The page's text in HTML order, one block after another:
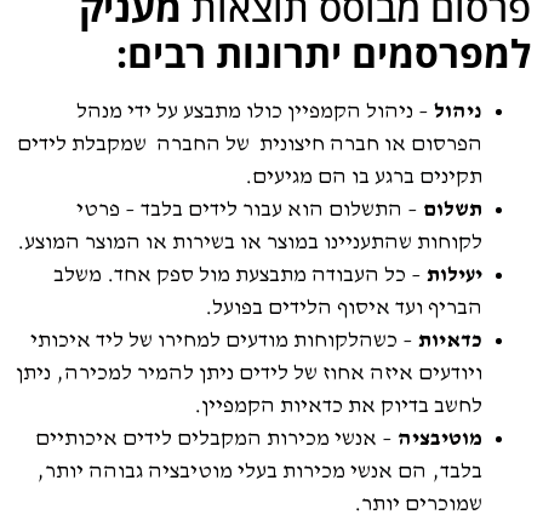
למפרסמים יתרונות רבים:
ניהול – ניהול הקמפיין כולו מתבצע על ידי מנהל
הפרסום או חברה חיצונית של החברה שמקבלת לידים
תקינים ברגע בו הם מגיעים.
תשלום – התשלום הוא עבור לידים בלבד – פרטי
לקוחות שהתעניינו במוצר או בשירות או המוצר המוצע.
יעילות – כל העבודה מתבצעת מול ספק אחד. משלב
הבריף ועד איסוף הלידים בפועל.
כדאיות – כשהלקוחות מודעים למחירו של ליד איכותי
ויודעים איזה אחוז של לידים ניתן להמיר למכירה, ניתן
לחשב בדיוק את כדאיות הקמפיין.
מוטיבציה – אנשי מכירות המקבלים לידים איכותיים
בלבד, הם אנשי מכירות בעלי מוטיבציה גבוהה יותר,
שמוכרים יותר.